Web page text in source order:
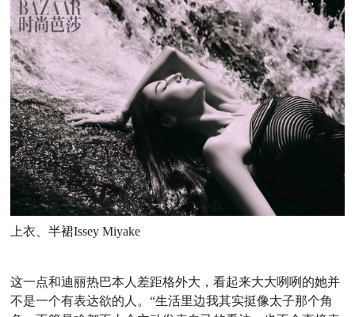
上衣、半裙Issey Miyake
这一点和迪丽热巴本人差距格外大，看起来大大咧咧的她并
不是一个有表达欲的人。“生活里边我其实挺像太子那个角